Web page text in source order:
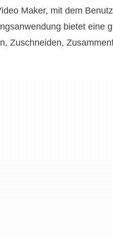
Maker, mit dem
bietet eine
Zuschneiden,